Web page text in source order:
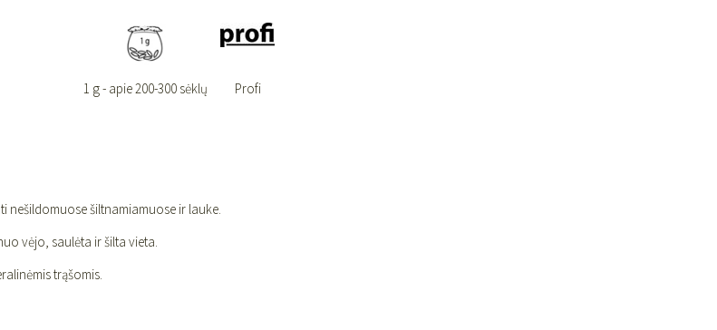
1 g - apie 200-300 sėklų Profi
nešildomuose šiltnamiamuose ir lauke.
vėjo, saulėta ir šilta vieta.
trąšomis.